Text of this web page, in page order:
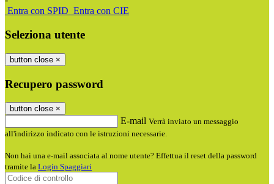
Entra con SPID Entra con CIE
Seleziona utente
button close ×
Recupero password
button close ×
E-mail Verrà inviato un messaggio
all'indirizzo indicato con le istruzioni necessarie.
Non hai una e-mail associata al nome utente? Effettua il reset della password
tramite la Login Spaggiari